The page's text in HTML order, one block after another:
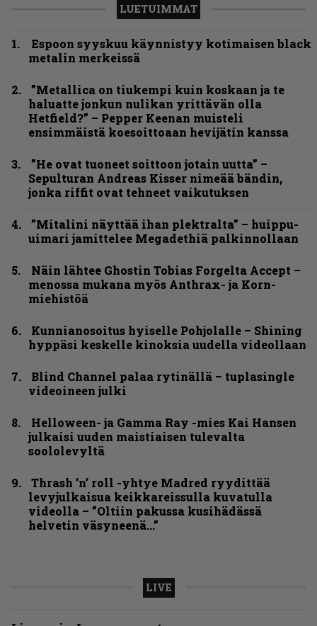
LUETUIMMAT
Espoon syyskuu käynnistyy kotimaisen black
metalin merkeissä
”Metallica on tiukempi kuin koskaan ja te
haluatte jonkun nulikan yrittävän olla
Hetfield?” – Pepper Keenan muisteli
ensimmäistä koesoittoaan hevijätin kanssa
”He ovat tuoneet soittoon jotain uutta” –
Sepulturan Andreas Kisser nimeää bändin,
jonka riffit ovat tehneet vaikutuksen
”Mitalini näyttää ihan plektralta” – huippu-
uimari jamittelee Megadethiä palkinnollaan
Näin lähtee Ghostin Tobias Forgelta Accept –
menossa mukana myös Anthrax- ja Korn-
miehistöä
Kunnianosoitus hyiselle Pohjolalle – Shining
hyppäsi keskelle kinoksia uudella videollaan
Blind Channel palaa rytinällä – tuplasingle
videoineen julki
Helloween- ja Gamma Ray -mies Kai Hansen
julkaisi uuden maistiaisen tulevalta
soololevyltä
Thrash ’n’ roll -yhtye Madred ryydittää
levyjulkaisua keikkareissulla kuvatulla
videolla – ”Oltiin pakussa kusihädässä
helvetin väsyneenä…”
LIVE